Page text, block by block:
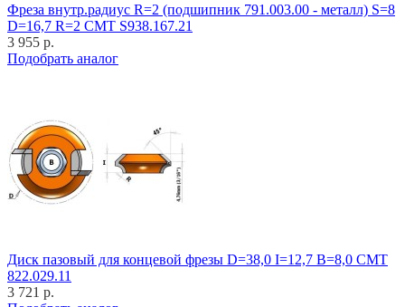
Фреза внутр.радиус R=2 (подшипник 791.003.00 - металл) S=8
D=16,7 R=2 CMT S938.167.21
3 955 р.
Подобрать аналог
Диск пазовый для концевой фрезы D=38,0 I=12,7 B=8,0 CMT
822.029.11
3 721 р.